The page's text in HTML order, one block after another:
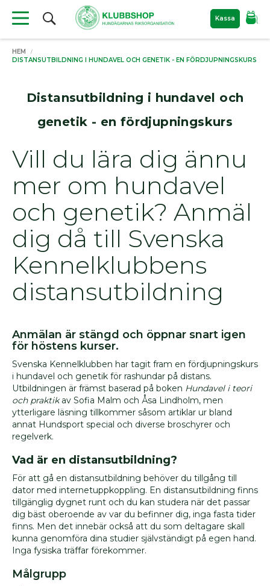
Kassa
Sök
Produkter
Material
Nyheter
hunden
Bajspåsar
Kylprodukter
Hundböcker
Bokrea
Hundutställning
produkter
Jaktprodukter
Klubbprodukter
Inteckningskort
Kläder
Mjukishundar
Regnprodukter
Stolar/vagnar
Väskor
Hundmotiv
Ryggsäck
Midjeväskor
Kasse
REA
Övrigt
Tjänster
HEM
DISTANSUTBILDNING I HUNDAVEL OCH GENETIK - EN FÖRDJUPNINGSKURS
Distansutbildning i hundavel och
genetik - en fördjupningskurs
Vill du lära dig ännu
mer om hundavel
och genetik? Anmäl
dig då till Svenska
Kennelklubbens
distansutbildning
Anmälan är stängd och öppnar snart igen
för höstens kurser.
Svenska Kennelklubben har tagit fram en fördjupningskurs
i hundavel och genetik för rashundar på distans.
Utbildningen är främst baserad på boken Hundavel i teori
och praktikav Sofia Malm och Åsa Lindholm, men
ytterligare läsning tillkommer såsom artiklar ur bland
annat Hundsport special och diverse broschyrer och
regelverk.
Vad är en distansutbildning?
För att gå en distansutbildning behöver du tillgång till
dator med internetuppkoppling. En distansutbildning finns
tillgänglig dygnet runt och du kan studera när det passar
dig bäst oberoende av var du befinner dig, inga fasta tider
finns. Men det innebär också att du som deltagare skall
kunna genomföra dina studier självständigt på egen hand.
Inga fysiska träffar förekommer.
Målgrupp